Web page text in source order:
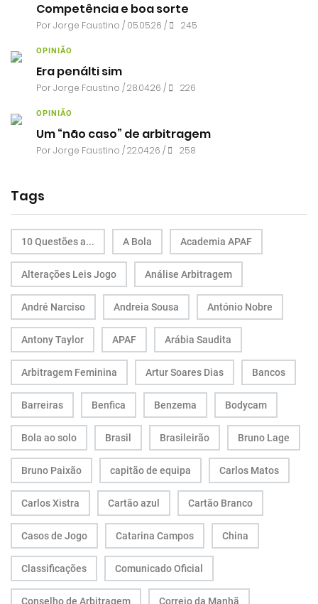
Competência e boa sorte
PorJorge Faustino / 05.05.26 / 245
OPINIÃO
Era penálti sim
PorJorge Faustino / 28.04.26 / 226
OPINIÃO
Um “não caso” de arbitragem
PorJorge Faustino / 22.04.26 / 258
Tags
10 Questões a... A Bola Academia APAF
Alterações Leis Jogo Análise Arbitragem
André Narciso Andreia Sousa António Nobre
Antony Taylor APAF Arábia Saudita
Arbitragem Feminina Artur Soares Dias Bancos
Barreiras Benfica Benzema Bodycam
Bola ao solo Brasil Brasileirão Bruno Lage
Bruno Paixão capitão de equipa Carlos Matos
Carlos Xistra Cartão azul Cartão Branco
Casos de Jogo Catarina Campos China
Classificações Comunicado Oficial
Conselho de Arbitragem Correio da Manhã